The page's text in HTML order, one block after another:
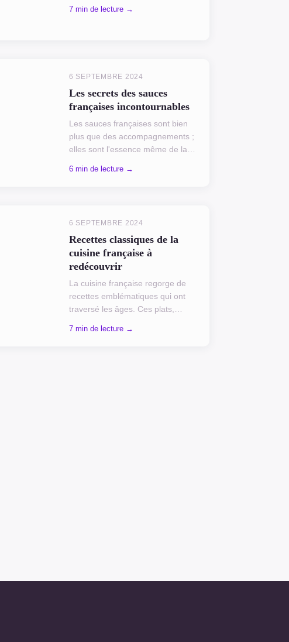
Gault & Millau 2024, le chef
7 min de lecture →
6 SEPTEMBRE 2024
Les secrets des sauces
françaises incontournables
Les sauces françaises sont bien
plus que des accompagnements ;
elles sont l'essence même de la
béchamel veloutée ou une sauce
6 min de lecture →
6 SEPTEMBRE 2024
Recettes classiques de la
cuisine française à
redécouvrir
La cuisine française regorge de
recettes emblématiques qui ont
traversé les âges. Ces plats,
nouvelle vie dans nos cuisines
7 min de lecture →